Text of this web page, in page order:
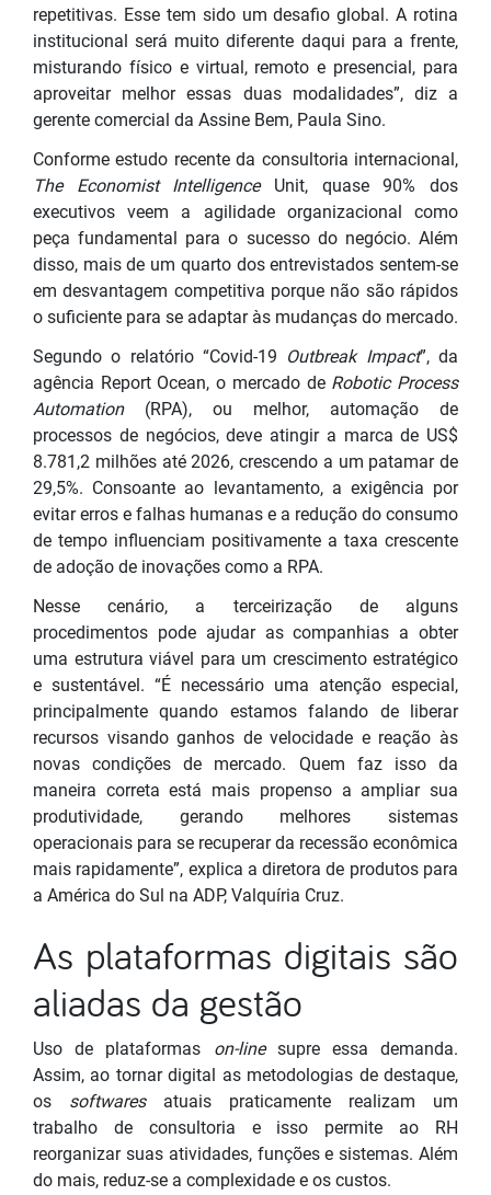
repetitivas. Esse tem sido um desafio global. A rotina
institucional será muito diferente daqui para a frente,
misturando físico e virtual, remoto e presencial, para
aproveitar melhor essas duas modalidades”, diz a
gerente comercial da Assine Bem, Paula Sino.
Conforme estudo recente da consultoria internacional,
The Economist IntelligenceUnit, quase 90% dos
executivos veem a agilidade organizacional como
peça fundamental para o sucesso do negócio. Além
disso, mais de um quarto dos entrevistados sentem-se
em desvantagem competitiva porque não são rápidos
o suficiente para se adaptar às mudanças do mercado.
Segundo o relatório “Covid-19 Outbreak Impact”, da
agência Report Ocean, o mercado de Robotic Process
Automation(RPA), ou melhor, automação de
processos de negócios, deve atingir a marca de US$
8.781,2 milhões até 2026, crescendo a um patamar de
29,5%. Consoante ao levantamento, a exigência por
evitar erros e falhas humanas e a redução do consumo
de tempo influenciam positivamente a taxa crescente
de adoção de inovações como a RPA.
Nesse cenário, a terceirização de alguns
procedimentos pode ajudar as companhias a obter
uma estrutura viável para um crescimento estratégico
e sustentável. “É necessário uma atenção especial,
principalmente quando estamos falando de liberar
recursos visando ganhos de velocidade e reação às
novas condições de mercado. Quem faz isso da
maneira correta está mais propenso a ampliar sua
produtividade, gerando melhores sistemas
operacionais para se recuperar da recessão econômica
mais rapidamente”, explica a diretora de produtos para
a América do Sul na ADP, Valquíria Cruz.
As plataformas digitais são
aliadas da gestão
Uso de plataformas on-line supre essa demanda.
Assim, ao tornar digital as metodologias de destaque,
os softwares atuais praticamente realizam um
trabalho de consultoria e isso permite ao RH
reorganizar suas atividades, funções e sistemas. Além
do mais, reduz-se a complexidade e os custos.